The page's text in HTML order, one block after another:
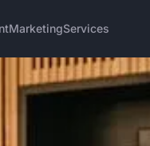
MarketingServices